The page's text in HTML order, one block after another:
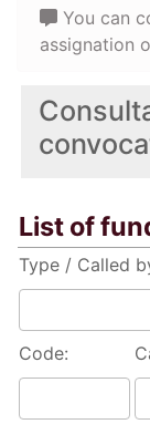
List of
Type / Called
Code:
You can
assignation